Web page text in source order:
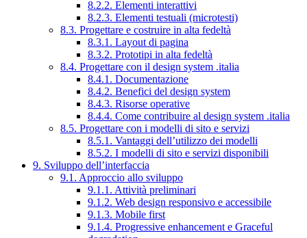
8.2.2. Elementi interattivi
8.2.3. Elementi testuali (microtesti)
8.3. Progettare e costruire in alta fedeltà
8.3.1. Layout di pagina
8.3.2. Prototipi in alta fedeltà
8.4. Progettare con il design system .italia
8.4.1. Documentazione
8.4.2. Benefici del design system
8.4.3. Risorse operative
8.4.4. Come contribuire al design system .italia
8.5. Progettare con i modelli di sito e servizi
8.5.1. Vantaggi dell’utilizzo dei modelli
8.5.2. I modelli di sito e servizi disponibili
9. Sviluppo dell’interfaccia
9.1. Approccio allo sviluppo
9.1.1. Attività preliminari
9.1.2. Web design responsivo e accessibile
9.1.3. Mobile first
9.1.4. Progressive enhancement e Graceful